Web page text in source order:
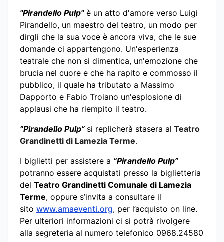
"Pirandello Pulp"è un atto d'amore verso Luigi
Pirandello, un maestro del teatro, un modo per
dirgli che la sua voce è ancora viva, che le sue
domande ci appartengono. Un'esperienza
teatrale che non si dimentica, un'emozione che
brucia nel cuore e che ha rapito e commosso il
pubblico, il quale ha tributato a Massimo
Dapporto e Fabio Troiano un'esplosione di
applausi che ha riempito il teatro.
“Pirandello Pulp” si replicherà stasera al Teatro
Grandinetti di Lamezia Terme.
I biglietti per assistere a “Pirandello Pulp”
potranno essere acquistati presso la biglietteria
del Teatro Grandinetti Comunale di Lamezia
Terme, oppure s’invita a consultare il
sito www.amaeventi.org, per l’acquisto on line.
Per ulteriori informazioni ci si potrà rivolgere
alla segreteria al numero telefonico 0968.24580